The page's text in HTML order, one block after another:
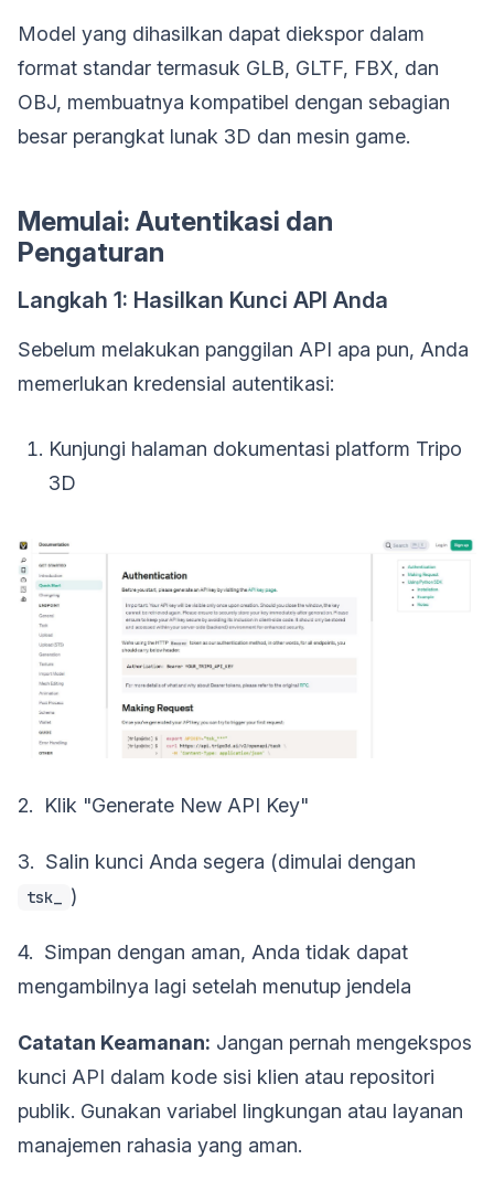
Model yang dihasilkan dapat diekspor dalam
format standar termasuk GLB, GLTF, FBX, dan
OBJ, membuatnya kompatibel dengan sebagian
besar perangkat lunak 3D dan mesin game.
Memulai: Autentikasi dan
Pengaturan
Langkah 1: Hasilkan Kunci API Anda
Sebelum melakukan panggilan API apa pun, Anda
memerlukan kredensial autentikasi:
Kunjungi halaman dokumentasi platform Tripo
3D
2. Klik "Generate New API Key"
3. Salin kunci Anda segera (dimulai dengan
tsk_ )
4. Simpan dengan aman, Anda tidak dapat
mengambilnya lagi setelah menutup jendela
Catatan Keamanan: Jangan pernah mengekspos
kunci API dalam kode sisi klien atau repositori
publik. Gunakan variabel lingkungan atau layanan
manajemen rahasia yang aman.